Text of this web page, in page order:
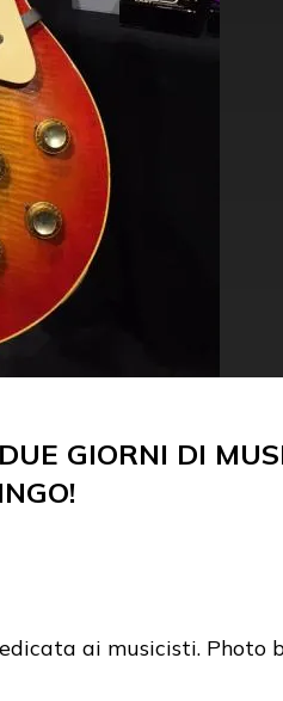
GIORNI DI
ai musicisti. Photo